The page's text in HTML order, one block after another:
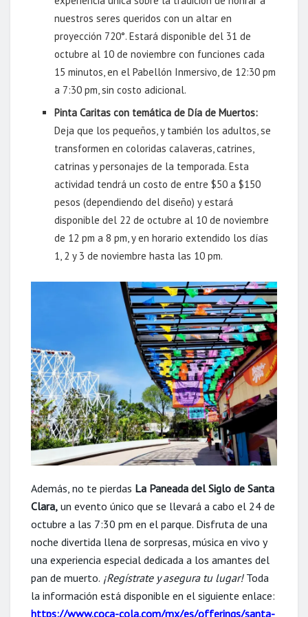
nuestros seres queridos con un altar en
proyección 720°. Estará disponible del 31 de
octubre al 10 de noviembre con funciones cada
15 minutos, en el Pabellón Inmersivo, de 12:30 pm
a 7:30 pm, sin costo adicional.
Pinta Caritas con temática de Día de Muertos:
Deja que los pequeños, y también los adultos, se
transformen en coloridas calaveras, catrines,
catrinas y personajes de la temporada. Esta
actividad tendrá un costo de entre $50 a $150
pesos (dependiendo del diseño) y estará
disponible del 22 de octubre al 10 de noviembre
de 12 pm a 8 pm, y en horario extendido los días
1, 2 y 3 de noviembre hasta las 10 pm.
Además, no te pierdas La Paneada del Siglo de Santa
Clara, un evento único que se llevará a cabo el 24 de
octubre a las 7:30 pm en el parque. Disfruta de una
noche divertida llena de sorpresas, música en vivo y
una experiencia especial dedicada a los amantes del
pan de muerto. ¡Regístrate y asegura tu lugar!Toda
la información está disponible en el siguiente enlace:
https://www.coca-cola.com/mx/es/offerings/santa-